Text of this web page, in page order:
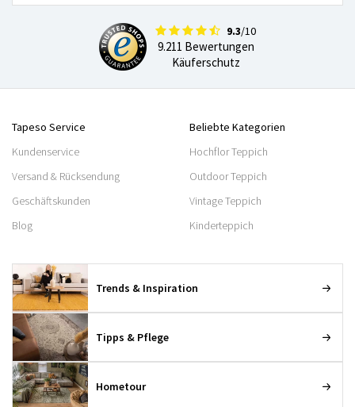
9.3/10
9.211 Bewertungen
Käuferschutz
Tapeso Service
Kundenservice
Versand & Rücksendung
Geschäftskunden
Blog
Beliebte Kategorien
Hochflor Teppich
Outdoor Teppich
Vintage Teppich
Kinderteppich
Trends & Inspiration
Tipps & Pflege
Hometour